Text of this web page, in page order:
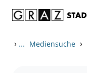
› ... Mediensuche ›